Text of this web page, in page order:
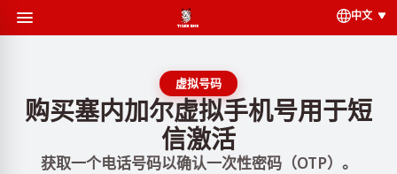
中文
虚拟号码
购买塞内加尔虚拟手机号用于短
信激活
获取一个电话号码以确认一次性密码（OTP）。